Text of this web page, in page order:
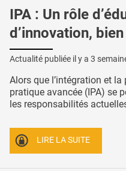
IPA : Un rôle
d’innovation,
Actualité publiée il y a 3
Alors que l’intégration et
pratique avancée (IPA) se
les responsabilités
LIRE LA SUITE